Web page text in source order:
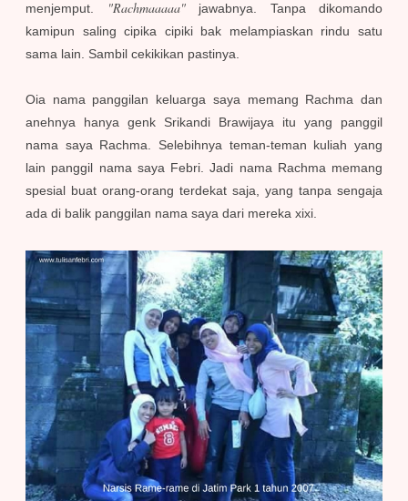
menjemput.
"Rachmaaaaa"
jawabnya. Tanpa dikomando
kamipun saling cipika cipiki bak melampiaskan rindu satu
sama lain. Sambil cekikikan pastinya.
Oia nama panggilan keluarga saya memang Rachma dan
anehnya hanya genk Srikandi Brawijaya itu yang panggil
nama saya Rachma. Selebihnya teman-teman kuliah yang
lain panggil nama saya Febri. Jadi nama Rachma memang
spesial buat orang-orang terdekat saja, yang tanpa sengaja
ada di balik panggilan nama saya dari mereka xixi.